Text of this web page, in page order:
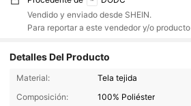
Vendido y enviado desde SHEIN.
Para reportar a este vendedor y/o producto
Detalles Del Producto
Material:
Tela tejida
Composición:
100% Poliéster
92K Seguidores